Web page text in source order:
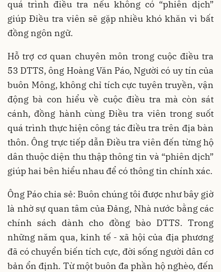
quá trình điều tra nếu không có “phiên dịch”
giúp Điều tra viên sẽ gặp nhiều khó khăn vì bất
đồng ngôn ngữ.
Hỗ trợ cơ quan chuyên môn trong cuộc điều tra
53 DTTS, ông Hoàng Văn Páo, Người có uy tín của
buôn Mông, không chỉ tích cực tuyên truyền, vận
động bà con hiểu về cuộc điều tra mà còn sát
cánh, đồng hành cùng Điều tra viên trong suốt
quá trình thực hiện công tác điều tra trên địa bàn
thôn. Ông trực tiếp dẫn Điều tra viên đến từng hộ
dân thuộc diện thu thập thông tin và “phiên dịch”
giúp hai bên hiểu nhau để có thông tin chính xác.
Ông Páo chia sẻ: Buôn chúng tôi được như bây giờ
là nhờ sự quan tâm của Đảng, Nhà nước bằng các
chính sách dành cho đồng bào DTTS. Trong
những năm qua, kinh tế - xã hội của địa phương
đã có chuyển biến tích cực, đời sống người dân cơ
bản ổn định. Từ một buôn đa phần hộ nghèo, đến